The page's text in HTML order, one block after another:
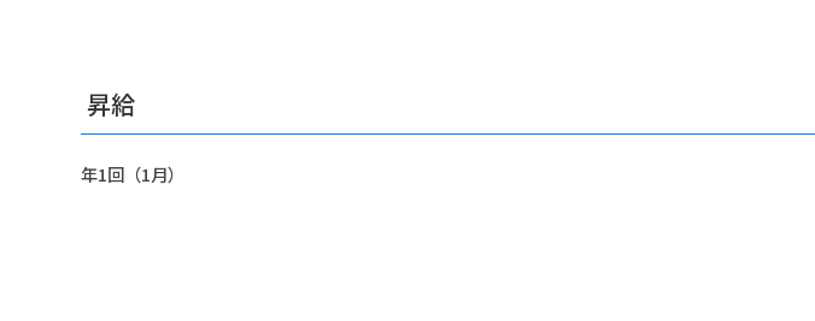
昇給
年1回（1月）